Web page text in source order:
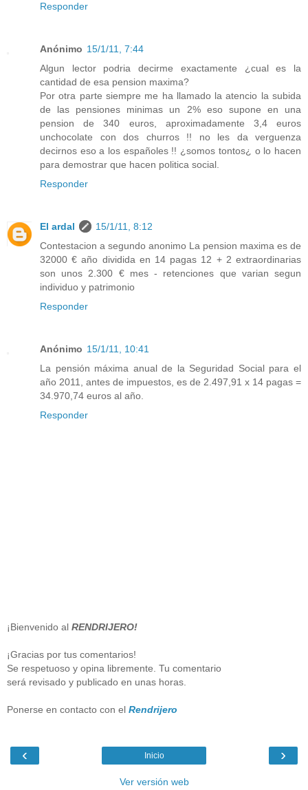
Responder
Anónimo 15/1/11, 7:44
Algun lector podria decirme exactamente ¿cual es la
cantidad de esa pension maxima?
Por otra parte siempre me ha llamado la atencio la subida
de las pensiones minimas un 2% eso supone en una
pension de 340 euros, aproximadamente 3,4 euros
unchocolate con dos churros !! no les da verguenza
decirnos eso a los españoles !! ¿somos tontos¿ o lo hacen
para demostrar que hacen politica social.
Responder
El ardal
15/1/11, 8:12
Contestacion a segundo anonimo La pension maxima es de
32000 € año dividida en 14 pagas 12 + 2 extraordinarias
son unos 2.300 € mes - retenciones que varian segun
individuo y patrimonio
Responder
Anónimo 15/1/11, 10:41
La pensión máxima anual de la Seguridad Social para el
año 2011, antes de impuestos, es de 2.497,91 x 14 pagas =
34.970,74 euros al año.
Responder
¡Bienvenido al RENDRIJERO!
¡Gracias por tus comentarios!
Se respetuoso y opina libremente. Tu comentario
será revisado y publicado en unas horas.
Ponerse en contacto con el Rendrijero
‹ ›
Inicio
Ver versión web